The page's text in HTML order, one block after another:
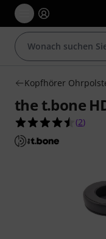
Kopfhörer
the t.bone
4.5
(2)